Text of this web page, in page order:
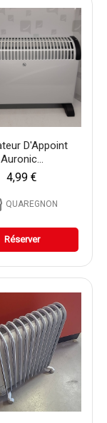
D'Appoint
Auronic...
4,99 €
QUAREGNON
Réserver